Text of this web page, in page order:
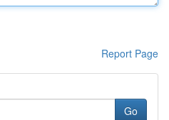
Report Page
Go